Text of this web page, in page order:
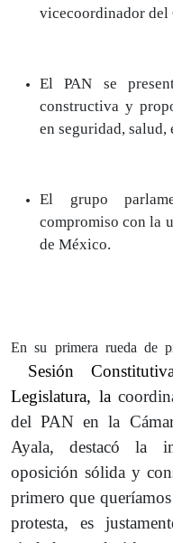
vicecoordinador del
El PAN se
constructiva y
en seguridad, salud,
El grupo
compromiso con la
de México.
En su primera rueda de
Sesión
Legislatura, la
del PAN en la
Ayala, destacó la
oposición sólida y
primero que
protesta, es